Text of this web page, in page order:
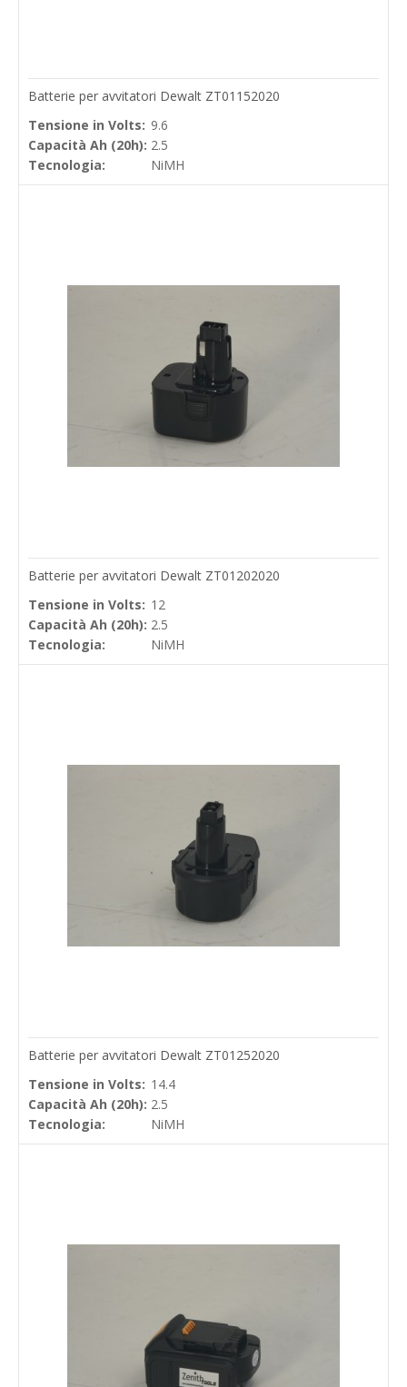
Batterie per avvitatori Dewalt ZT01152020
Tensione in Volts: 9.6
Capacità Ah (20h): 2.5
Tecnologia:
NiMH
Batterie per avvitatori Dewalt ZT01202020
Tensione in Volts: 12
Capacità Ah (20h): 2.5
Tecnologia:
NiMH
Batterie per avvitatori Dewalt ZT01252020
Tensione in Volts: 14.4
Capacità Ah (20h): 2.5
Tecnologia:
NiMH